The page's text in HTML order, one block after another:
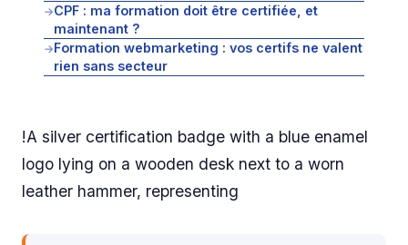
→CPF : ma formation doit être certifiée, et
maintenant ?
→Formation webmarketing : vos certifs ne valent
rien sans secteur
!A silver certification badge with a blue enamel
logo lying on a wooden desk next to a worn
leather hammer, representing